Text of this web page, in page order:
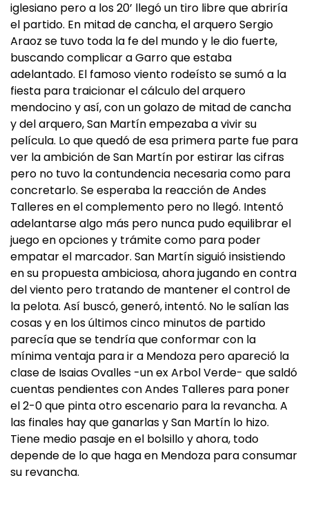
iglesiano pero a los 20’ llegó un tiro libre que abriría
el partido. En mitad de cancha, el arquero Sergio
Araoz se tuvo toda la fe del mundo y le dio fuerte,
buscando complicar a Garro que estaba
adelantado. El famoso viento rodeísto se sumó a la
fiesta para traicionar el cálculo del arquero
mendocino y así, con un golazo de mitad de cancha
y del arquero, San Martín empezaba a vivir su
película. Lo que quedó de esa primera parte fue para
ver la ambición de San Martín por estirar las cifras
pero no tuvo la contundencia necesaria como para
concretarlo. Se esperaba la reacción de Andes
Talleres en el complemento pero no llegó. Intentó
adelantarse algo más pero nunca pudo equilibrar el
juego en opciones y trámite como para poder
empatar el marcador. San Martín siguió insistiendo
en su propuesta ambiciosa, ahora jugando en contra
del viento pero tratando de mantener el control de
la pelota. Así buscó, generó, intentó. No le salían las
cosas y en los últimos cinco minutos de partido
parecía que se tendría que conformar con la
mínima ventaja para ir a Mendoza pero apareció la
clase de Isaias Ovalles -un ex Arbol Verde- que saldó
cuentas pendientes con Andes Talleres para poner
el 2-0 que pinta otro escenario para la revancha. A
las finales hay que ganarlas y San Martín lo hizo.
Tiene medio pasaje en el bolsillo y ahora, todo
depende de lo que haga en Mendoza para consumar
su revancha.